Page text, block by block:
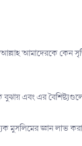
আল্লাহ আমাদেরকে কেন
এবং এর
মুসলিমের জ্ঞান লাভ